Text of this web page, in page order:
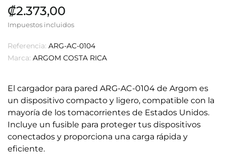
₡2.373,00
Impuestos incluidos
Referencia: ARG-AC-0104
Marca: ARGOM COSTA RICA
El cargador para pared ARG-AC-0104 de Argom es
un dispositivo compacto y ligero, compatible con la
mayoría de los tomacorrientes de Estados Unidos.
Incluye un fusible para proteger tus dispositivos
conectados y proporciona una carga rápida y
eficiente.